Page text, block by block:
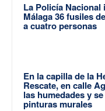
La Policía Nacional
Málaga 36 fusiles
a cuatro personas
En la capilla de la
Rescate, en calle
las humedades y
pinturas murales